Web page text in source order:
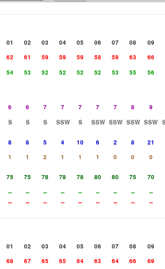
01 02 03 04 05 06 07 08 09
62 61 59 59 59 58 59 63 66
54 53 52 52 52 52 53 55 56
6 6 7 7 7 7 7 8 9
S S S SSW S SSW SSW SSW SSW
8 8 5 4 10 6 2 8 21
1 1 2 1 1 1 0 0 0
75 75 78 78 78 80 80 75 70
-- -- -- -- -- -- -- -- --
-- -- -- -- -- -- -- -- --
01 02 03 04 05 06 07 08 09
68 67 65 65 64 63 64 66 69